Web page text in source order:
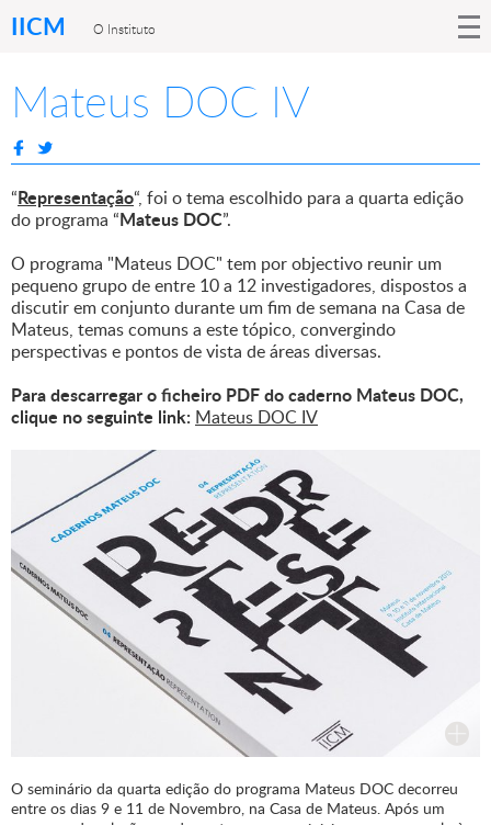
IICM O Instituto
Mateus DOC IV
“Representação“, foi o tema escolhido para a quarta edição
do programa “Mateus DOC”.
O programa "Mateus DOC" tem por objectivo reunir um
pequeno grupo de entre 10 a 12 investigadores, dispostos a
discutir em conjunto durante um fim de semana na Casa de
Mateus, temas comuns a este tópico, convergindo
perspectivas e pontos de vista de áreas diversas.
Para descarregar o ficheiro PDF do caderno Mateus DOC,
clique no seguinte link: Mateus DOC IV
O seminário da quarta edição do programa Mateus DOC decorreu
entre os dias 9 e 11 de Novembro, na Casa de Mateus. Após um